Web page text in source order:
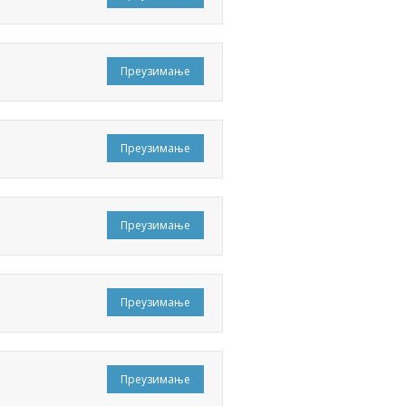
Преузимање
Преузимање
Преузимање
Преузимање
Преузимање